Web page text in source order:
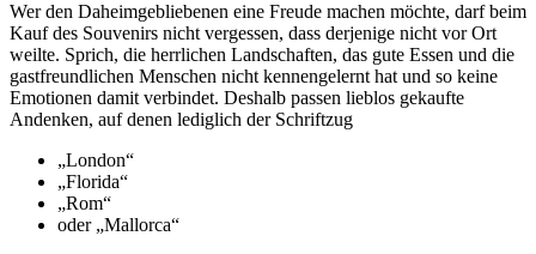
Wer den Daheimgebliebenen eine Freude machen möchte, darf beim
Kauf des Souvenirs nicht vergessen, dass derjenige nicht vor Ort
weilte. Sprich, die herrlichen Landschaften, das gute Essen und die
gastfreundlichen Menschen nicht kennengelernt hat und so keine
Emotionen damit verbindet. Deshalb passen lieblos gekaufte
Andenken, auf denen lediglich der Schriftzug
„London“
„Florida“
„Rom“
oder „Mallorca“